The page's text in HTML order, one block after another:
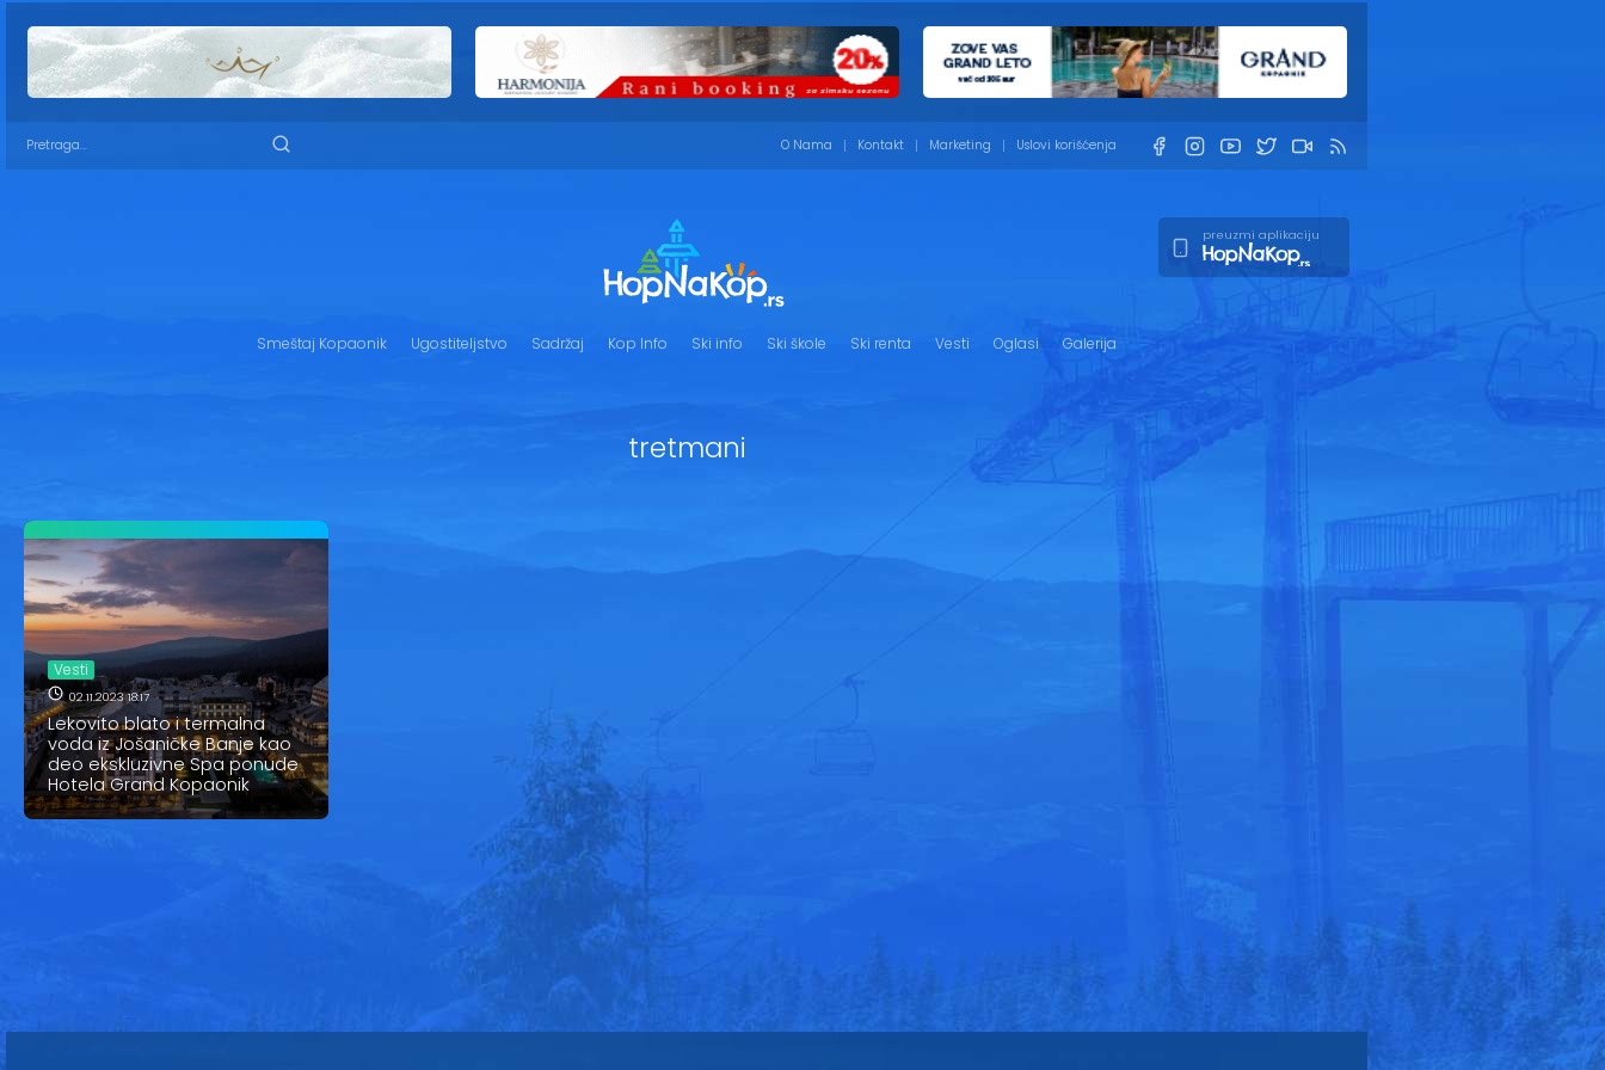
O Nama Kontakt Marketing Uslovi korišćenja
preuzmi aplikaciju
Smeštaj Kopaonik Ugostiteljstvo Sadržaj Kop Info Ski info Ski škole Ski renta Vesti Oglasi Galerija
tretmani
Vesti
02.11.2023 18:17
Lekovito blato i termalna
voda iz Jošaničke Banje kao
deo ekskluzivne Spa ponude
Hotela Grand Kopaonik